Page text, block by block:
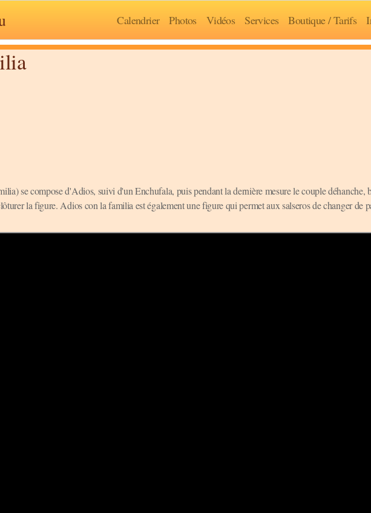
Calendrier Photos Vidéos Services Boutique / Tarifs
se compose d'Adios, suivi d'un Enchufala, puis pendant la dernière mesure le couple déhanche,
la figure. Adios con la familia est également une figure qui permet aux salseros de changer de